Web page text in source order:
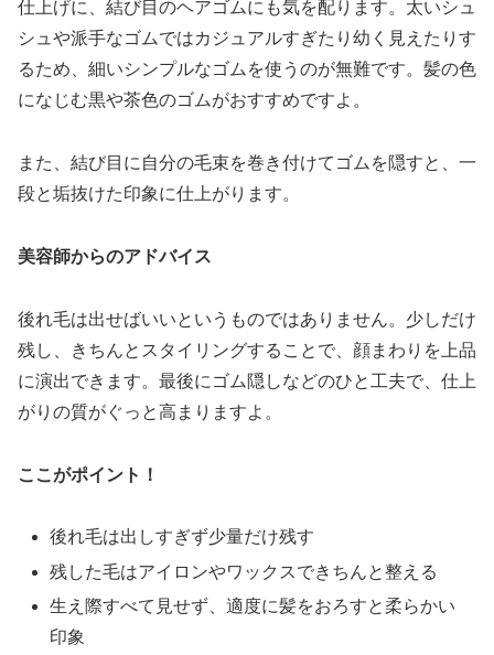
仕上げに、結び目のヘアゴムにも気を配ります。太いシュ
シュや派手なゴムではカジュアルすぎたり幼く見えたりす
るため、細いシンプルなゴムを使うのが無難です。髪の色
になじむ黒や茶色のゴムがおすすめですよ。
また、結び目に自分の毛束を巻き付けてゴムを隠すと、一
段と垢抜けた印象に仕上がります。
美容師からのアドバイス
後れ毛は出せばいいというものではありません。少しだけ
残し、きちんとスタイリングすることで、顔まわりを上品
に演出できます。最後にゴム隠しなどのひと工夫で、仕上
がりの質がぐっと高まりますよ。
ここがポイント！
後れ毛は出しすぎず少量だけ残す
残した毛はアイロンやワックスできちんと整える
生え際すべて見せず、適度に髪をおろすと柔らかい
印象